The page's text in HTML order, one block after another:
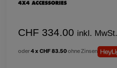
CHF 334.00 inkl. MwSt.
oder4 x CHF 83.50ohne Zinsen